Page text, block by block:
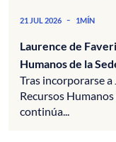
21 JUL 2026 - 1MÍN
Laurence de
Humanos de la
Tras incorporarse
Recursos
continúa...